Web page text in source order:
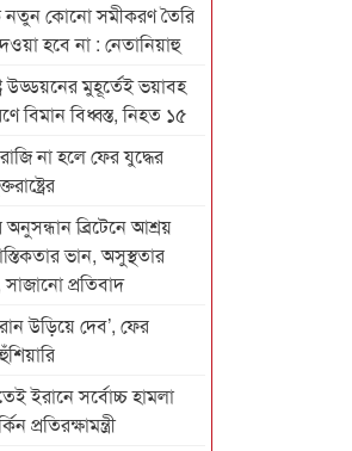
নতুন কোনো সমীকরণ তৈরি
হবে না : নেতানিয়াহু
উড্ডয়নের মুহূর্তেই ভয়াবহ
বিমান বিধ্বস্ত, নিহত ১৫
না হলে ফের যুদ্ধের
অনুসন্ধান ব্রিটেনে আশ্রয়
ভান, অসুস্থতার
প্রতিবাদ
উড়িয়ে দেব’, ফের
ইরানে সর্বোচ্চ হামলা
প্রতিরক্ষামন্ত্রী